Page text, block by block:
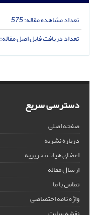
تعداد مشاهده مقاله:575
تعداد دریافت فایل اصل مقاله:
دسترسی سریع
صفحه اصلی
درباره نشریه
اعضای هیات تحریریه
ارسال مقاله
تماس با ما
واژه نامه اختصاصی